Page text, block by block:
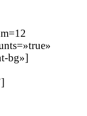
bg»]